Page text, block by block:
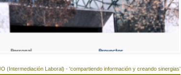
(Intermediación Laboral) - 'compartiendo información y creando sinergias'